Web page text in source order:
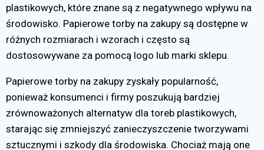
plastikowych, które znane są z negatywnego wpływu na
środowisko. Papierowe torby na zakupy są dostępne w
różnych rozmiarach i wzorach i często są
dostosowywane za pomocą logo lub marki sklepu.
Papierowe torby na zakupy zyskały popularność,
ponieważ konsumenci i firmy poszukują bardziej
zrównoważonych alternatyw dla toreb plastikowych,
starając się zmniejszyć zanieczyszczenie tworzywami
sztucznymi i szkody dla środowiska. Chociaż mają one